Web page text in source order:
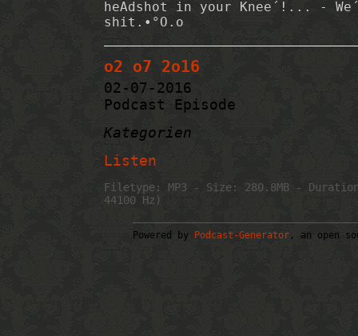
heAdshot in your Knee´!... -
shit.•°O.o
o2 o7 2o16
02-07-2016
Podcast Episode
Kategorien
Listen
Filetype: MP3 - Size: 280.8MB -
44100 Hz)
Powered by Podcast-Generator , an open